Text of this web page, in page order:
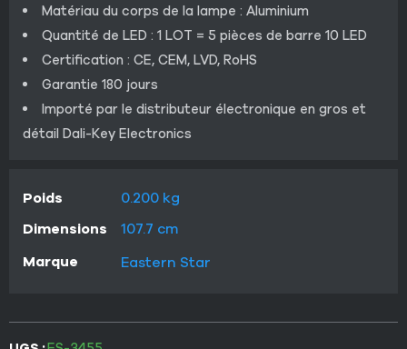
Matériau du corps de la lampe : Aluminium
Quantité de LED : 1 LOT = 5 pièces de barre 10 LED
Certification : CE, CEM, LVD, RoHS
Garantie 180 jours
Importé par le distributeur électronique en gros et
détail Dali-Key Electronics
Poids
0.200 kg
Dimensions
107.7 cm
Marque
Eastern Star